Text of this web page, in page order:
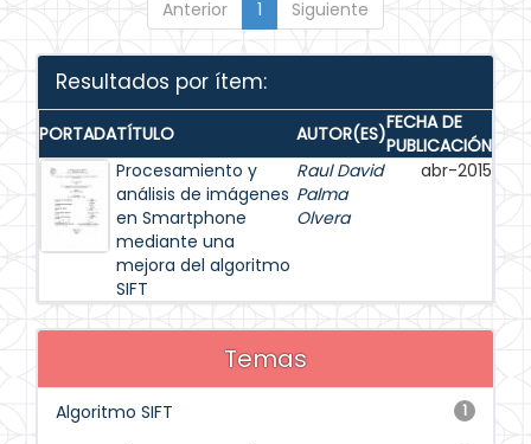
Anterior 1 Siguiente
Resultados por ítem:
PORTADATÍTULO AUTOR(ES)FECHA DE
PUBLICACIÓN
Procesamiento y
análisis de imágenes
en Smartphone
mediante una
mejora del algoritmo
SIFT
Raul David
Palma
Olvera
abr-2015
Temas
1
Algoritmo SIFT